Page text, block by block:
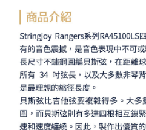
※ 交易是否成功請以「AFTEE先享後付
是否繳費成功／繳費後需取消欲退款等
客戶支援中心」https://
【注意事項】
１．透過由恩沛科技股份有限公司提供
權轉讓予恩沛科技股份有限公司。
２．關於個人資料處理事宜，請瀏覽以
https://aftee.tw/terms/#terms3
３．未成年的使用者請事先徵得法定代
每筆NT$75，滿NT$399(含以上)免
付款後門市自取
免運費